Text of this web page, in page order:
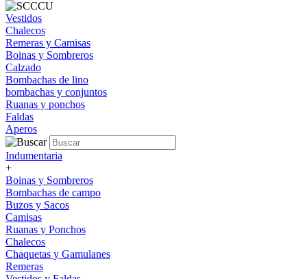
Vestidos
Chalecos
Remeras y Camisas
Boinas y Sombreros
Calzado
Bombachas de lino
bombachas y conjuntos
Ruanas y ponchos
Faldas
Aperos
Indumentaria
+
Boinas y Sombreros
Bombachas de campo
Buzos y Sacos
Camisas
Ruanas y Ponchos
Chalecos
Chaquetas y Gamulanes
Remeras